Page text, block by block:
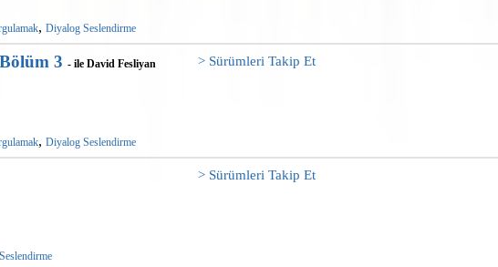
, Diyalog Seslendirme
3 - ile David Fesliyan > Sürümleri Takip Et
, Diyalog Seslendirme
> Sürümleri Takip Et